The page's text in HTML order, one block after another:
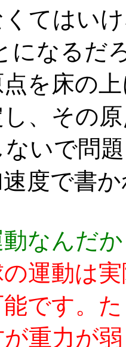
てはい
になるだ
を床の
、その
いで問
度で書
なんだ
運動は
です。
重力が